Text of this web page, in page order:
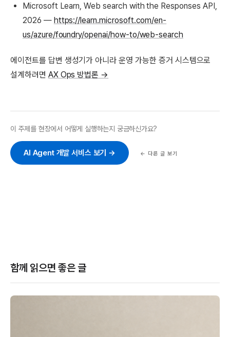
Microsoft Learn, Web search with the Responses API,
2026 — https://learn.microsoft.com/en-
us/azure/foundry/openai/how-to/web-search
에이전트를 답변 생성기가 아니라 운영 가능한 증거 시스템으로
설계하려면 AX Ops 방법론 →
이 주제를 현장에서 어떻게 실행하는지 궁금하신가요?
AI Agent 개발 서비스 보기 → ← 다른 글 보기
함께 읽으면 좋은 글